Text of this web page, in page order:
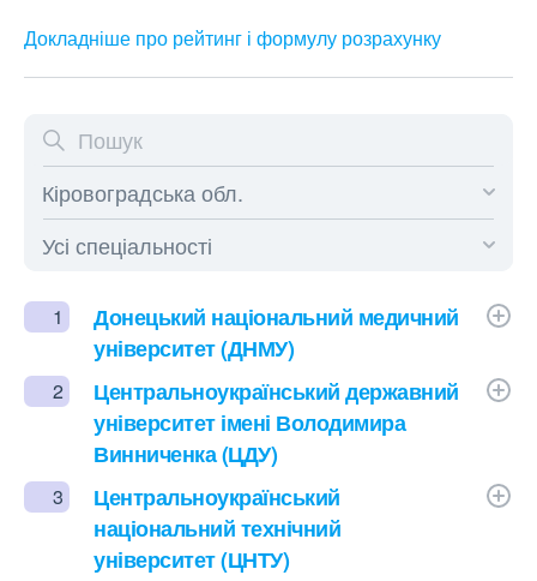
Докладніше про рейтинг і формулу розрахунку
1
Донецький національний медичний
університет (ДНМУ)
2
Центральноукраїнський державний
університет імені Володимира
Винниченка (ЦДУ)
3
Центральноукраїнський
національний технічний
університет (ЦНТУ)